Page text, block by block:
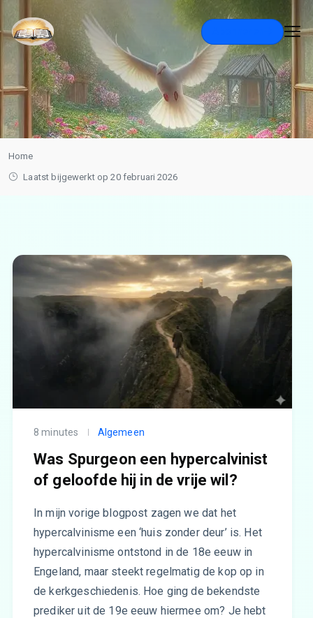
Home
Laatst bijgewerkt op 20 februari 2026
8 minutes Algemeen
Was Spurgeon een hypercalvinist
of geloofde hij in de vrije wil?
In mijn vorige blogpost zagen we dat het
hypercalvinisme een ‘huis zonder deur’ is. Het
hypercalvinisme ontstond in de 18e eeuw in
Engeland, maar steekt regelmatig de kop op in
de kerkgeschiedenis. Hoe ging de bekendste
prediker uit de 19e eeuw hiermee om? Je hebt